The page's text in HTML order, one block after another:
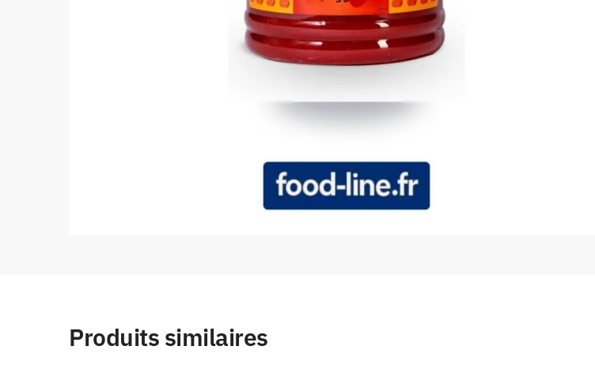
Produits similaires